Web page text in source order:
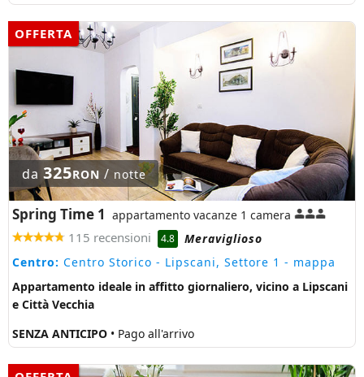
OFFERTA
da 325RON / notte
Spring Time 1 appartamento vacanze 1 camera
115 recensioni 4.8
Meraviglioso
Centro: Centro Storico - Lipscani, Settore 1 - mappa
Appartamento ideale in affitto giornaliero, vicino a Lipscani
e Città Vecchia
SENZA ANTICIPO • Pago all'arrivo